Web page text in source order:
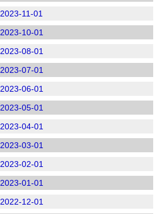
2023-11-01
2023-10-01
2023-08-01
2023-07-01
2023-06-01
2023-05-01
2023-04-01
2023-03-01
2023-02-01
2023-01-01
2022-12-01